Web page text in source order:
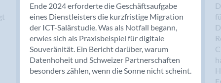
Bendern
Benken (SG)
Bergdietikon
Berlin
Bern
Bern - Liebefeld
Ende 2024 erforderte die Geschäftsaufgabe
eines Dienstleisters die kurzfristige Migration
der ICT-Salärstudie. Was als Notfall begann,
erwies sich als Praxisbeispiel für digitale
Souveränität. Ein Bericht darüber, warum
Datenhoheit und Schweizer Partnerschaften
besonders zählen, wenn die Sonne nicht scheint.